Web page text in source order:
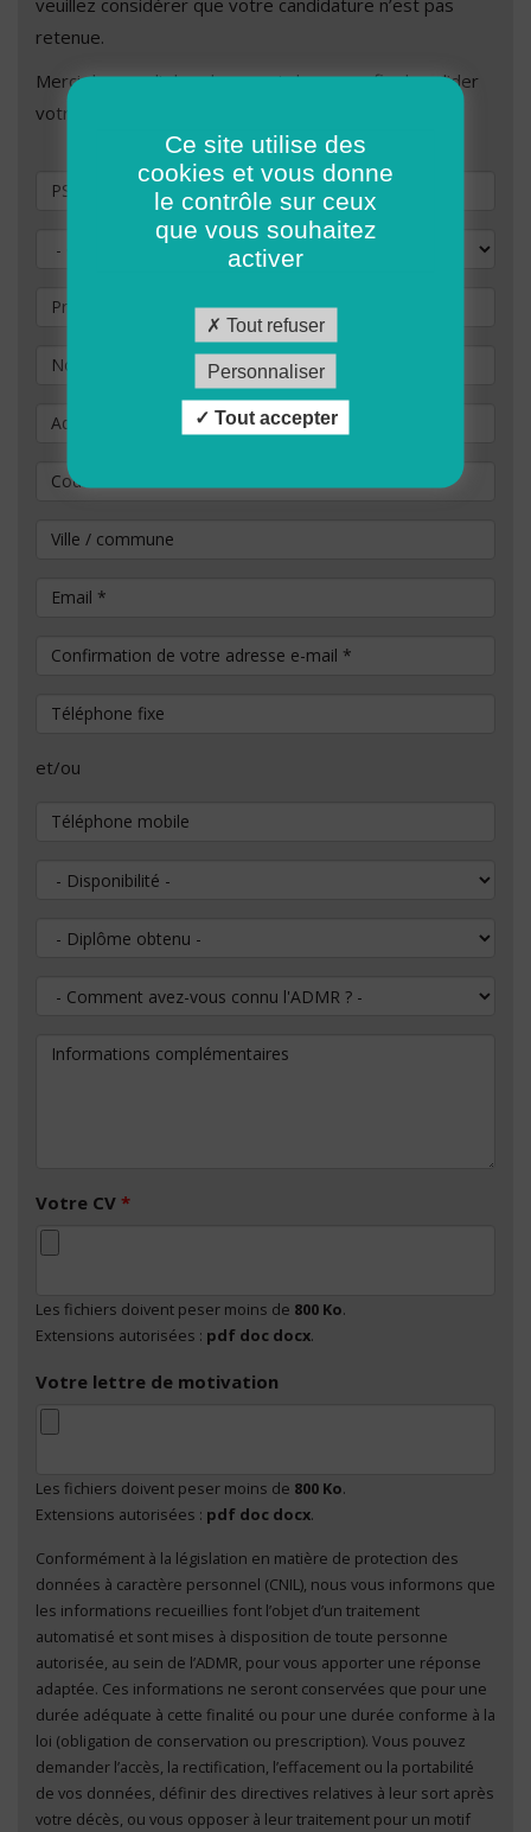
retenue.
Merci de remplir les champs ci-dessous afin de valider
votre demande de candidature.
Vous souhaitez postuler au poste de
Prénom
Nom
Adresse
Code Postal
Ville / commune
Email*
Confirmation de votre adresse e-mail
Téléphone fixe
et/ou
Téléphone mobile
Disponibilité
Diplôme obtenu
Comment avez-vous connu l'ADMR ?
Informations complémentaires
Votre CV *
Les fichiers doivent peser moins de 800 Ko.
Extensions autorisées : pdf doc docx.
Votre lettre de motivation
Les fichiers doivent peser moins de 800 Ko.
Extensions autorisées : pdf doc docx.
En cliquant sur "Envoyer", je consens au traitement
de mes données à caractère personnel *
Conformément à la législation en matière de protection des
données à caractère personnel (CNIL), nous vous informons que
les informations recueillies font l’objet d’un traitement
automatisé et sont mises à disposition de toute personne
autorisée, au sein de l’ADMR, pour vous apporter une réponse
adaptée. Ces informations ne seront conservées que pour une
durée adéquate à cette finalité ou pour une durée conforme à la
loi (obligation de conservation ou prescription). Vous pouvez
demander l’accès, la rectification, l’effacement ou la portabilité
de vos données, définir des directives relatives à leur sort après
votre décès, ou vous opposer à leur traitement pour un motif
Ce site utilise des
cookies et vous donne
le contrôle sur ceux
que vous souhaitez
activer
Tout refuser
Personnaliser
Tout accepter